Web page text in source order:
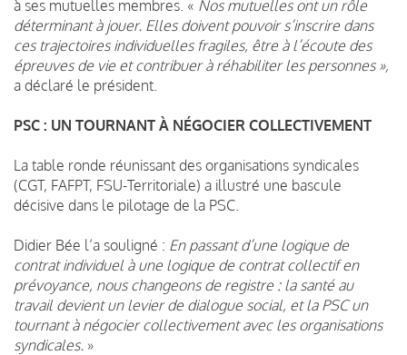
à ses mutuelles membres. « Nos mutuelles ont un rôle
déterminant à jouer. Elles doivent pouvoir s’inscrire dans
ces trajectoires individuelles fragiles, être à l’écoute des
épreuves de vie et contribuer à réhabiliter les personnes »,
a déclaré le président.
PSC : UN TOURNANT À NÉGOCIER COLLECTIVEMENT
La table ronde réunissant des organisations syndicales
(CGT, FAFPT, FSU-Territoriale) a illustré une bascule
décisive dans le pilotage de la PSC.
Didier Bée l’a souligné : En passant d’une logique de
contrat individuel à une logique de contrat collectif en
prévoyance, nous changeons de registre : la santé au
travail devient un levier de dialogue social, et la PSC un
tournant à négocier collectivement avec les organisations
syndicales. »